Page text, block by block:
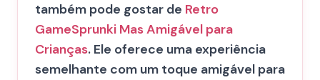
também pode gostar de Retro
GameSprunki Mas Amigável para
Crianças. Ele oferece uma experiência
semelhante com um toque amigável para